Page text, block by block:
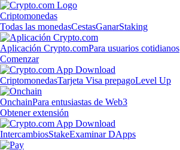
Criptomonedas
Todas las monedasCestasGanarStaking
Aplicación Crypto.comPara usuarios cotidianos
Comenzar
CriptomonedasTarjeta Visa prepagoLevel Up
OnchainPara entusiastas de Web3
Obtener extensión
IntercambiosStakeExaminar DApps